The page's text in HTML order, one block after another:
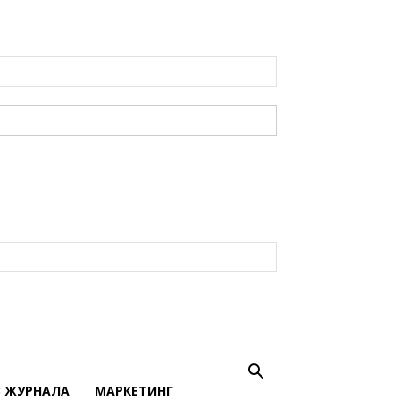
ЖУРНАЛА МАРКЕТИНГ